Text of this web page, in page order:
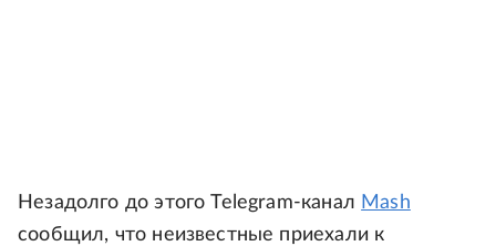
Незадолго до этого Telegram-канал Mash
сообщил, что неизвестные приехали к